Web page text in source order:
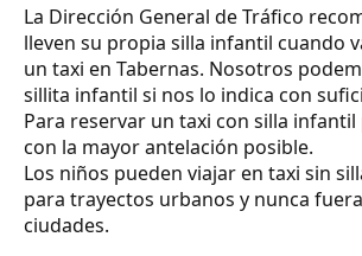
La Dirección General de Tráfico
lleven su propia silla infantil cuando
un taxi en Tabernas. Nosotros
sillita infantil si nos lo indica con
Para reservar un taxi con silla
con la mayor antelación posible.
Los niños pueden viajar en taxi sin
para trayectos urbanos y nunca
ciudades.